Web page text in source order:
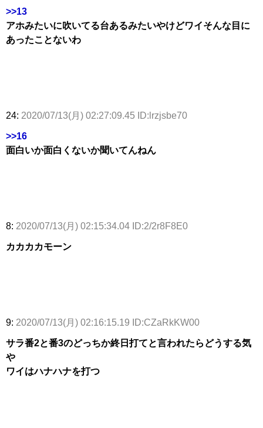
>>13
アホみたいに吹いてる台あるみたいやけどワイそんな目に
あったことないわ
24: 2020/07/13(月) 02:27:09.45 ID:lrzjsbe70
>>16
面白いか面白くないか聞いてんねん
8: 2020/07/13(月) 02:15:34.04 ID:2/2r8F8E0
カカカカモーン
9: 2020/07/13(月) 02:16:15.19 ID:CZaRkKW00
サラ番2と番3のどっちか終日打てと言われたらどうする気
や
ワイはハナハナを打つ